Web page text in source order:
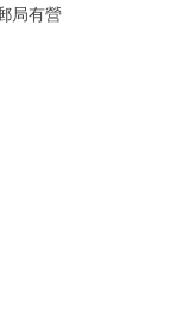
局有營